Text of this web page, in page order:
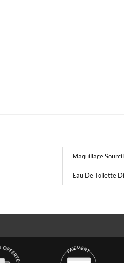
Maquillage Sourcil
Eau De Toilette